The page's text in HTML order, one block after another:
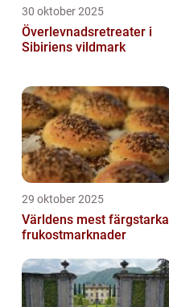
30 oktober 2025
Överlevnadsretreater i
Sibiriens vildmark
29 oktober 2025
Världens mest färgstarka
frukostmarknader